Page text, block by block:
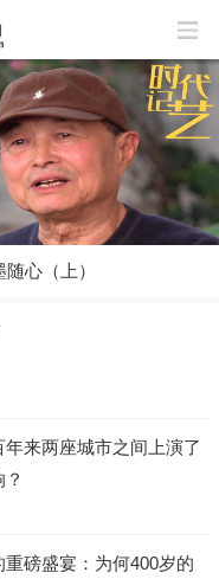
心（上）
年来两座城市之间上演了
磅盛宴：为何400岁的